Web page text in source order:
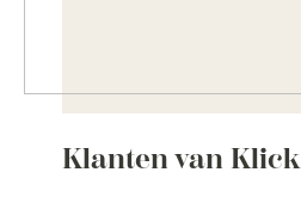
Klanten van Klick